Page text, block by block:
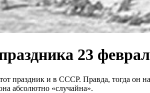
23
праздник и в СССР. Правда, тогда он
абсолютно «случайна».